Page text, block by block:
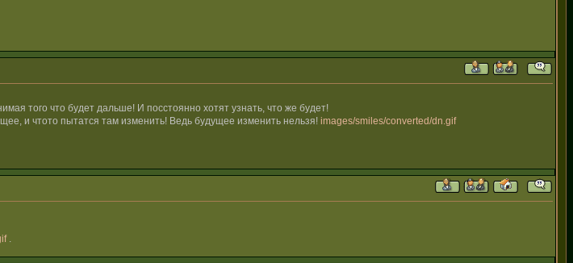
того что будет дальше! И посстоянно хотят узнать, что же будет!
и чтото пытатся там изменить! Ведь будущее изменить нельзя! images/smiles/converted/dn.gif
.